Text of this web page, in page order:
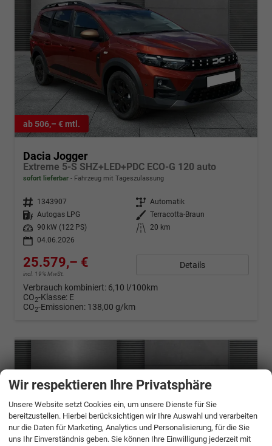
ab 506,– € mtl.
Dacia Jogger
Extreme 5-S SHZ+LED+PDC ECO-G 120 auto
sofort lieferbar Fahrzeug mit Tageszulassung
Fahrzeugnr. 1343907 Getriebe Automatik
Kraftstoff Autogas LPG Außenfarbe Terracotta-Braun
Leistung
90 kW (122 PS) Kilometerstand
20 km
04.06.2026
25.579,– €
incl. 19% MwSt.
Details
Verbrauch kombiniert: 6,10 l/100km
CO2-Klasse: E
CO2-Emissionen: 138,00 g/km
Wir respektieren Ihre Privatsphäre
Unsere Website setzt Cookies ein, um unsere Dienste für Sie
bereitzustellen. Hierbei berücksichtigen wir Ihre Auswahl und verarbeiten
nur die Daten für Marketing, Analytics und Personalisierung, für die Sie
uns Ihr Einverständnis geben. Sie können Ihre Einwilligung jederzeit mit